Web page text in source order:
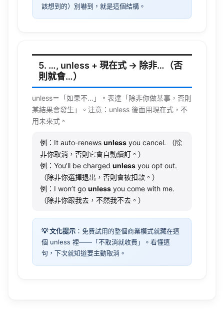
該想到的）別嚇到，就是這個結構。
5. …, unless + 現在式 → 除非…（否
則就會…）
unless＝「如果不…」。表達「除非你做某事，否則
某結果會發生」。注意： unless 後面用現在式，不
用未來式。
例：It auto-renews unless you cancel. （除
非你取消，否則它會自動續訂。）
例：You’ll be charged unless you opt out.
（除非你選擇退出，否則會被扣款。）
例：I won’t go unless you come with me.
（除非你跟我去，不然我不去。）
💡 文化提示 ：免費試用的整個商業模式就藏在這
個 unless 裡——「不取消就收費」。看懂這
句，下次就知道要主動取消。